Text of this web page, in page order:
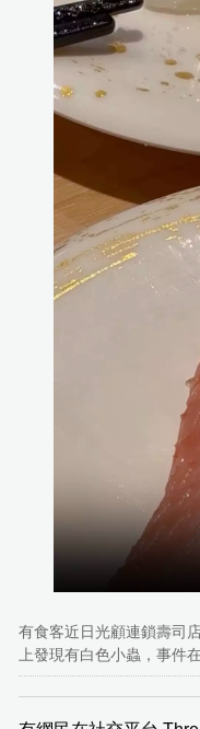
有食客近日光顧連鎖壽司
上發現有白色小蟲，事件